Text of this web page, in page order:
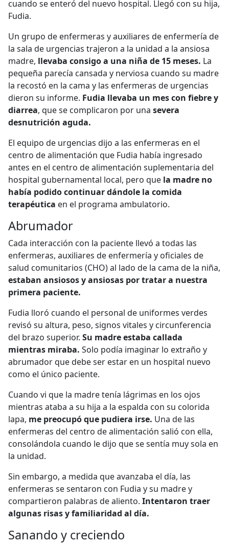
cuando se enteró del nuevo hospital. Llegó con su hija,
Fudia.
Un grupo de enfermeras y auxiliares de enfermería de
la sala de urgencias trajeron a la unidad a la ansiosa
madre, llevaba consigo a una niña de 15 meses. La
pequeña parecía cansada y nerviosa cuando su madre
la recostó en la cama y las enfermeras de urgencias
dieron su informe. Fudia llevaba un mes con fiebre y
diarrea, que se complicaron por una severa
desnutrición aguda.
El equipo de urgencias dijo a las enfermeras en el
centro de alimentación que Fudia había ingresado
antes en el centro de alimentación suplementaria del
hospital gubernamental local, pero que la madre no
había podido continuar dándole la comida
terapéutica en el programa ambulatorio.
Abrumador
Cada interacción con la paciente llevó a todas las
enfermeras, auxiliares de enfermería y oficiales de
salud comunitarios (CHO) al lado de la cama de la niña,
estaban ansiosos y ansiosas por tratar a nuestra
primera paciente.
Fudia lloró cuando el personal de uniformes verdes
revisó su altura, peso, signos vitales y circunferencia
del brazo superior. Su madre estaba callada
mientras miraba. Solo podía imaginar lo extraño y
abrumador que debe ser estar en un hospital nuevo
como el único paciente.
Cuando vi que la madre tenía lágrimas en los ojos
mientras ataba a su hija a la espalda con su colorida
lapa, me preocupó que pudiera irse. Una de las
enfermeras del centro de alimentación salió con ella,
consolándola cuando le dijo que se sentía muy sola en
la unidad.
Sin embargo, a medida que avanzaba el día, las
enfermeras se sentaron con Fudia y su madre y
compartieron palabras de aliento. Intentaron traer
algunas risas y familiaridad al día.
Sanando y creciendo